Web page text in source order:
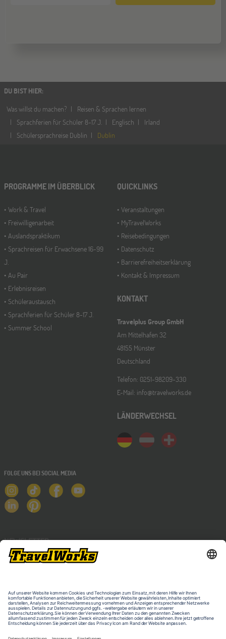
DU BIST HIER:
Was willst du machen?
Reisen & Sprachen lernen
Sprachferien für Schüler 8-17 J.
Englisch
Irland
Schülersprachreise Dublin
Dublin
PROGRAMME IM ÜBERBLICK
Work & Travel
Freiwilligenarbeit
Auslandspraktikum
Sprachreisen für Erwachsene 16-99
J.
Au Pair
Erlebnisreisen
Schüleraustausch
Sprachferien für Schüler 8-17 J.
Summer School
QUICKLINKS
Veranstaltungen
MyTravelWorks
Reisebedingungen
Datenschutz
Barrierefreiheitserklärung
Kontakt & Impressum
KONTAKT
Travelplus Group GmbH
Am Mittelhafen 32
48155 Münster
Deutschland
Telefon: 0251-98209-330
E-Mail: info@travelworks.de
LÄNDERWECHSEL
FOLGE UNS BEI SOCIAL MEDIA
NEWSLETTER